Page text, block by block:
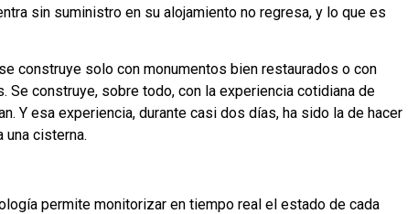
sin suministro en su alojamiento no regresa, y lo que es
construye solo con monumentos bien restaurados o con
Se construye, sobre todo, con la experiencia cotidiana de
Y esa experiencia, durante casi dos días, ha sido la de hacer
una cisterna.
permite monitorizar en tiempo real el estado de cada